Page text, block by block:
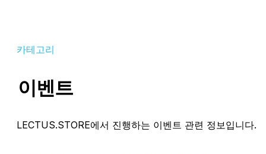
카테고리
이벤트
LECTUS.STORE에서 진행하는 이벤트 관련 정보입니다.